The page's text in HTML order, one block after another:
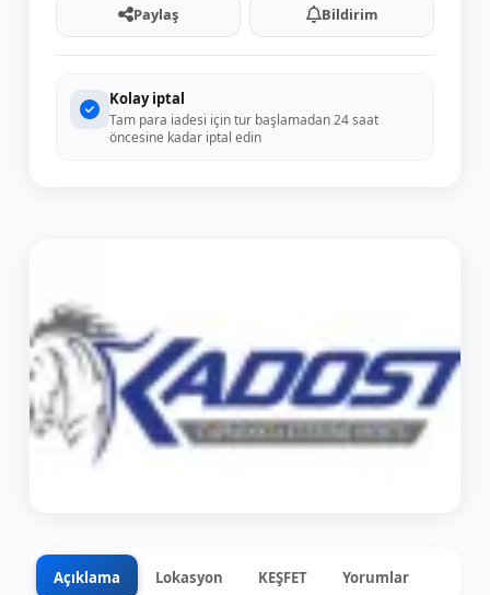
Açıklama Lokasyon KEŞFET Yorumlar
Paylaş Bildirim
Kolay iptal
Tam para iadesi için tur başlamadan 24 saat
öncesine kadar iptal edin